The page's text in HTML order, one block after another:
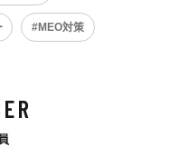
MEO対策